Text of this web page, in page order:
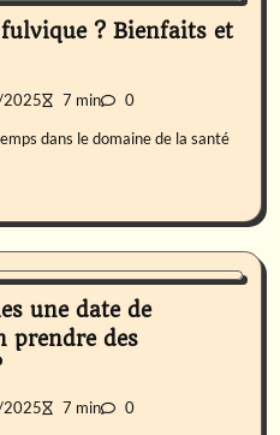
fulvique ? Bienfaits et
7 min 0
dans le domaine de la santé
une date de
prendre des
7 min 0